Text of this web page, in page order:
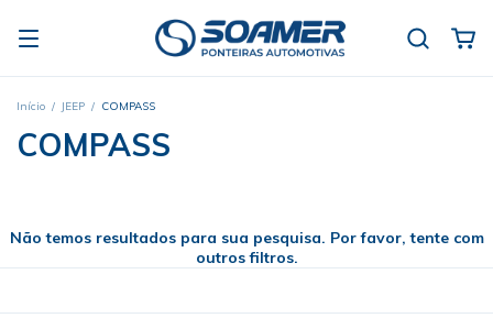
Início / JEEP / COMPASS
COMPASS
Não temos resultados para sua pesquisa. Por favor, tente com
outros filtros.